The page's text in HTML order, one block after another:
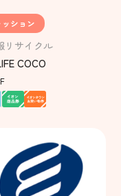
ッション
リサイクル
COCO